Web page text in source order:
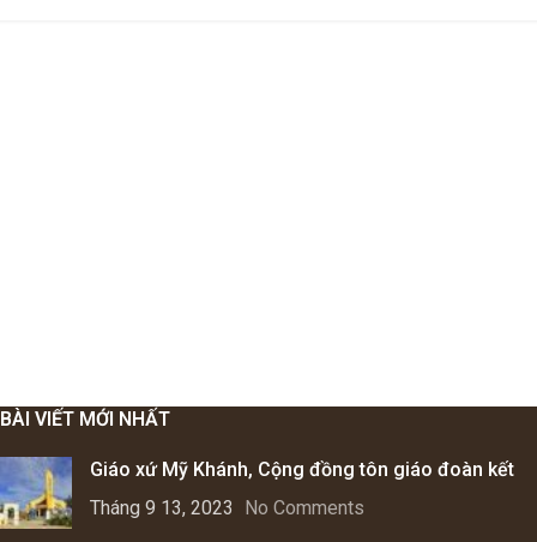
BÀI VIẾT MỚI NHẤT
Giáo xứ Mỹ Khánh, Cộng đồng tôn giáo đoàn kết
Tháng 9 13, 2023
No Comments